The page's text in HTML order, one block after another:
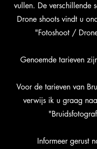
vullen. De verschillende
Drone shoots vindt u
"Fotoshoot /
Genoemde tarieven
Voor de tarieven van
verwijs ik u graag
Informeer gerust